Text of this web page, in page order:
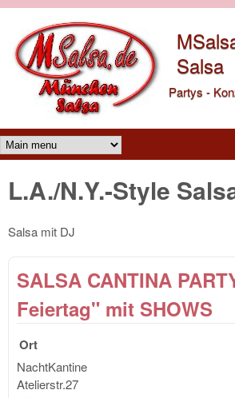
Salsa
Partys -
Main menu
L.A./N.Y.-Style
Salsa mit DJ
SALSA CANTINA
Feiertag" mit SHOWS
Ort
NachtKantine
Atelierstr.27